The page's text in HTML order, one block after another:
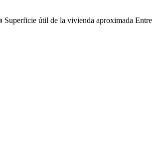
Superficie útil de la vivienda aproximada Entre